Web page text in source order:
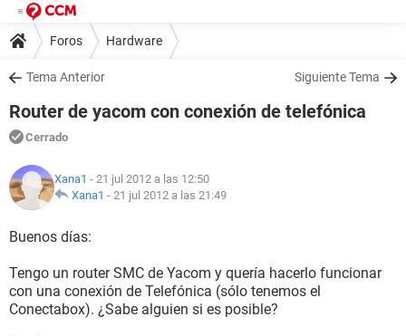
Foros Hardware
Tema Anterior Siguiente Tema
Router de yacom con conexión de telefónica
Cerrado
Xana1 - 21 jul 2012 a las 12:50
Xana1 - 21 jul 2012 a las 21:49
Buenos días:
Tengo un router SMC de Yacom y quería hacerlo funcionar
con una conexión de Telefónica (sólo tenemos el
Conectabox). ¿Sabe alguien si es posible?